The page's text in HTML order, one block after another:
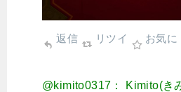
返信 リツイ お気に
@kimito0317： Kimito(